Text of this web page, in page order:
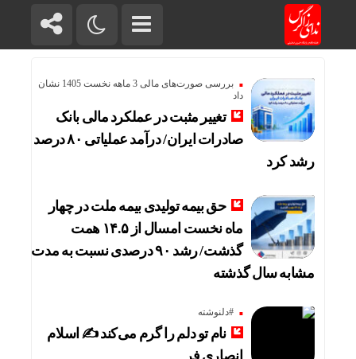
بررسی صورت‌های مالی 3 ماهه نخست 1405 نشان
داد
تغییر مثبت در عملکرد مالی بانک
صادرات ایران/ درآمد عملیاتی ۸۰ درصد
رشد کرد
حق بیمه تولیدی بیمه ملت در چهار
ماه نخست امسال از ۱۴.۵ همت
گذشت/ رشد ۹۰ درصدی نسبت به مدت
مشابه سال گذشته
#دلنوشته
نام تو دلم را گرم می‌کند ✍️ اسلام
انصاری فر